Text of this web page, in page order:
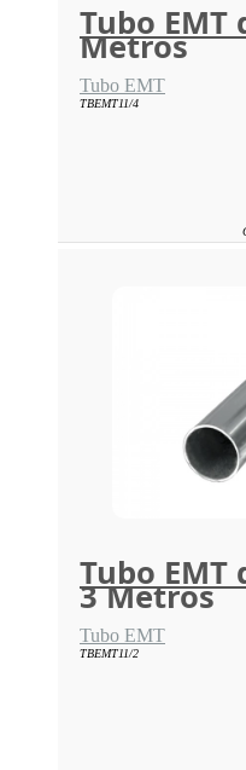
Tubo EMT
Metros
Tubo EMT
TBEMT11/4
Tubo EMT
3 Metros
Tubo EMT
TBEMT11/2